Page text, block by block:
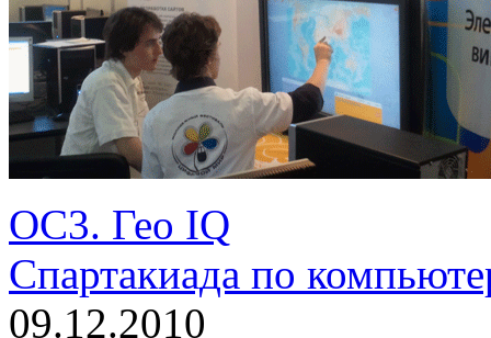
ОС3. Гео IQ
Спартакиада по
09.12.2010